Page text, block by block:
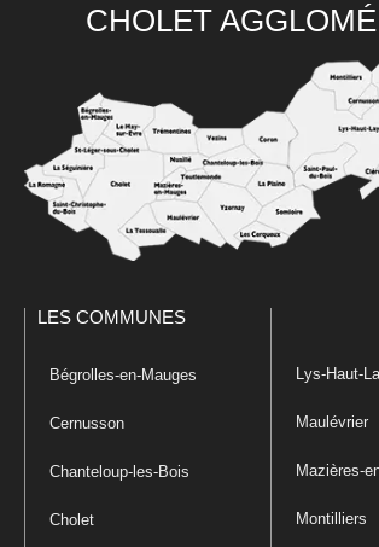
CHOLET
LES COMMUNES
Bégrolles-en-Mauges
Cernusson
Chanteloup-les-Bois
Cholet
Lys-Haut-
Maulévrier
Mazières-
Montilliers